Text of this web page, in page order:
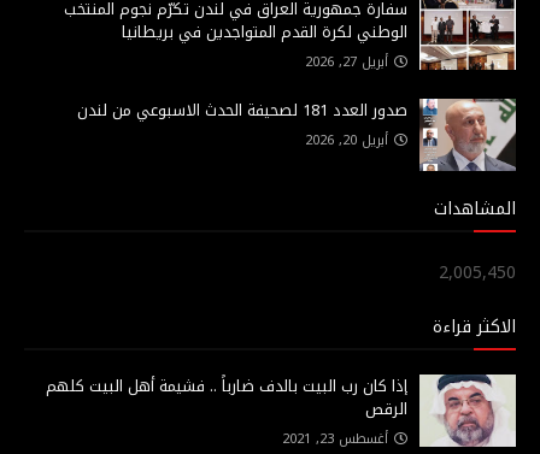
سفارة جمهورية العراق في لندن تكرّم نجوم المنتخب
الوطني لكرة القدم المتواجدين في بريطانيا
أبريل 27, 2026
صدور العدد 181 لصحيفة الحدث الاسبوعي من لندن
أبريل 20, 2026
المشاهدات
2,005,450
الاكثر قراءة
إذا كان رب البيت بالدف ضارباً .. فشيمة أهل البيت كلهم
الرقص
أغسطس 23, 2021